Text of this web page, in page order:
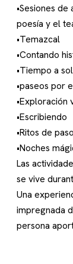
•Sesiones
poesía y el
•Temazcal
•Contando
•Tiempo a
•paseos por
•Exploración
•Escribiendo
•Ritos de paso
•Noches
Las
se vive
Una
impregnada
persona